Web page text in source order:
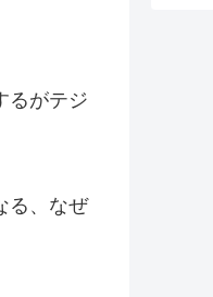
るがテジ
る、なぜ